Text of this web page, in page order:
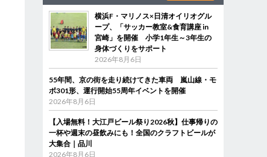
横浜F・マリノス×日清オイリオグル
ープ、「サッカー教室&食育講座 in
宮崎」を開催 小学1年生～3年生の
身体づくりをサポート
2026年8月6日
55年間、京の街を走り続けてきた車両 嵐山線・モ
ボ301形、運行開始55周年イベントを開催
2026年8月6日
【入場無料！大江戸ビール祭り2026秋】仕事帰りの
一杯や週末の昼飲みにも！全国のクラフトビールが
大集合｜品川
2026年8月6日